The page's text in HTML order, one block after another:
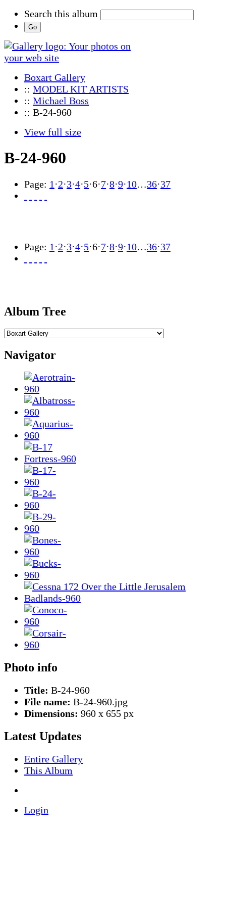
Search this album
Boxart Gallery
:: MODEL KIT ARTISTS
:: Michael Boss
:: B-24-960
View full size
B-24-960
Page: 1 ·2·3·4·5·6·7·8·9·10…36·37
Page: 1 ·2·3·4·5·6·7·8·9·10…36·37
Album Tree
Navigator
Photo info
Title: B-24-960
File name: B-24-960.jpg
Dimensions: 960 x 655 px
Latest Updates
Entire Gallery
This Album
Login